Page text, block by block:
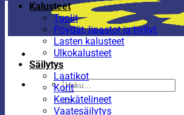
Etsi:
Kalusteet
Tuolit
Pöydät, lipastot ja hyllyt
Lasten kalusteet
Ulkokalusteet
Säilytys
Laatikot
Korit
Kenkätelineet
Vaatesäilytys